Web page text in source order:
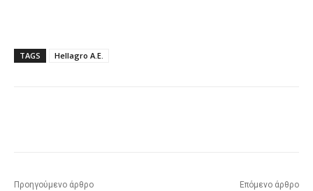
TAGS Hellagro Α.Ε.
Προηγούμενο άρθρο Επόμενο άρθρο